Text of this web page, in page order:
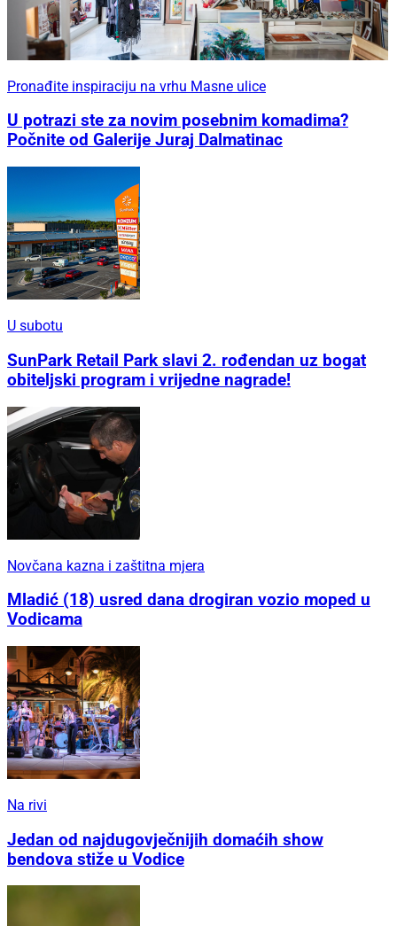
Pronađite inspiraciju na vrhu Masne ulice
U potrazi ste za novim posebnim komadima?
Počnite od Galerije Juraj Dalmatinac
U subotu
SunPark Retail Park slavi 2. rođendan uz bogat
obiteljski program i vrijedne nagrade!
Novčana kazna i zaštitna mjera
Mladić (18) usred dana drogiran vozio moped u
Vodicama
Na rivi
Jedan od najdugovječnijih domaćih show
bendova stiže u Vodice